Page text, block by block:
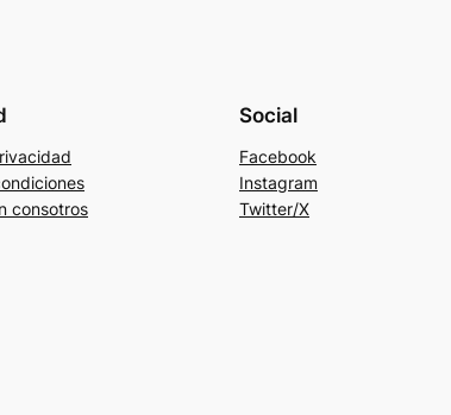
consotros
Social
Facebook
Instagram
Twitter/X